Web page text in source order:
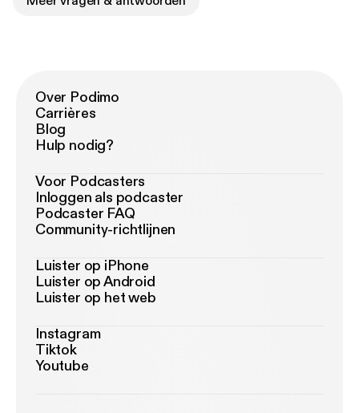
Over Podimo
Carrières
Blog
Hulp nodig?
Voor Podcasters
Inloggen als podcaster
Podcaster FAQ
Community-richtlijnen
Luister op iPhone
Luister op Android
Luister op het web
Instagram
Tiktok
Youtube